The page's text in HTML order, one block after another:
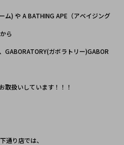
ム) や A BATHING APE（アベイジング
ら
GABORATORY(ガボラトリー)GABOR
取扱いしています！！！
通り店では、